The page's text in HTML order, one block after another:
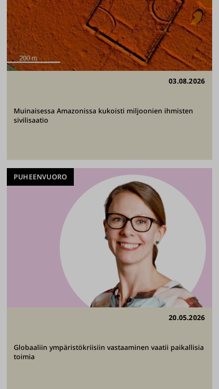
03.08.2026
Muinaisessa Amazonissa kukoisti miljoonien ihmisten
sivilisaatio
20.05.2026
Globaaliin ympäristökriisiin vastaaminen vaatii paikallisia
toimia
PUHEENVUORO